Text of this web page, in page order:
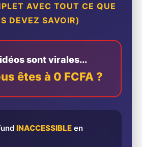
AVEC TOUT CE QUE
DEVEZ SAVOIR)
sont virales...
êtes à 0 FCFA ?
INACCESSIBLE en